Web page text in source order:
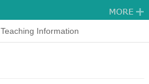
Teaching Information